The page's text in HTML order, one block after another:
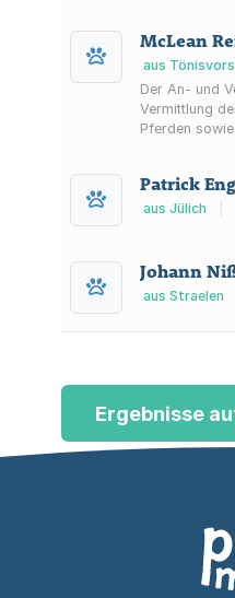
McLean
aus
Der An- und
Vermittlung
Pferden
DVD´s und
aus Jülich
Johann
aus Straelen
Ergebnisse